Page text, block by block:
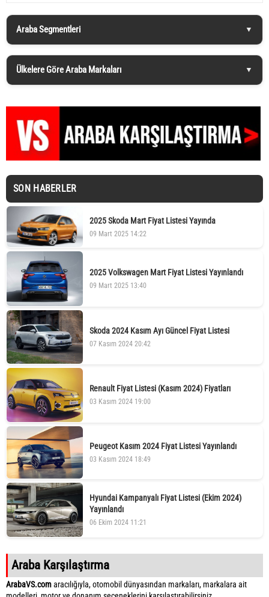
Araba Segmentleri
Ülkelere Göre Araba Markaları
SON HABERLER
2025 Skoda Mart Fiyat Listesi Yayında
09 Mart 2025 14:22
2025 Volkswagen Mart Fiyat Listesi Yayınlandı
09 Mart 2025 13:40
Skoda 2024 Kasım Ayı Güncel Fiyat Listesi
07 Kasım 2024 20:42
Renault Fiyat Listesi (Kasım 2024) Fiyatları
03 Kasım 2024 19:00
Peugeot Kasım 2024 Fiyat Listesi Yayınlandı
03 Kasım 2024 18:49
Hyundai Kampanyalı Fiyat Listesi (Ekim 2024)
Yayınlandı
06 Ekim 2024 11:21
Araba Karşılaştırma
ArabaVS.comaracılığıyla, otomobil dünyasından markaları, markalara ait